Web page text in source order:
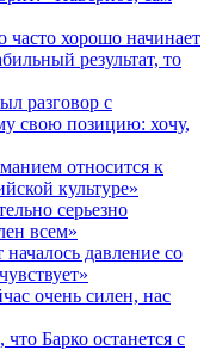
часто хорошо начинает
результат, то
разговор с
свою позицию: хочу,
относится к
культуре»
серьезно
всем»
давление со
очень силен, нас
Барко останется с